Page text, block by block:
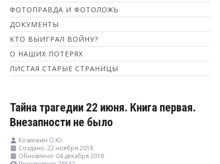
ФОТОПРАВДА И ФОТОЛОЖЬ
ДОКУМЕНТЫ
КТО ВЫИГРАЛ ВОЙНУ?
О НАШИХ ПОТЕРЯХ
ЛИСТАЯ СТАРЫЕ СТРАНИЦЫ
Тайна трагедии 22 июня. Книга первая.
Внезапности не было
Козинкин О.Ю.
Создано: 22 ноября 2018
Обновлено: 04 декабря 2018